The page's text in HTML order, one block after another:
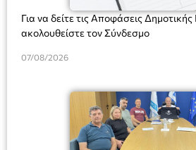
Για να δείτε τις Αποφάσεις
ακολουθείστε τον Σύνδεσμο
07/08/2026